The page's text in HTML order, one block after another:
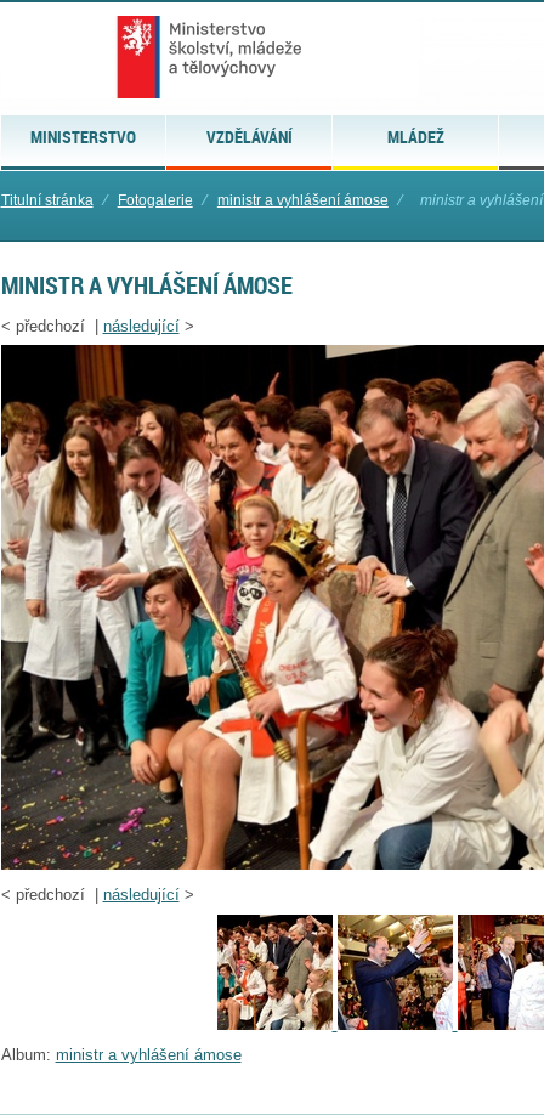
MINISTERSTVO VZDĚLÁVÁNÍ MLÁDEŽ
Titulní stránka ⁄ Fotogalerie ⁄ ministr a vyhlášení ámose ⁄ ministr a
MINISTR A VYHLÁŠENÍ ÁMOSE
< předchozí | následující>
< předchozí | následující>
Album: ministr a vyhlášení ámose